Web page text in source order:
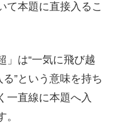
て本題に直接入るこ
」は“一気に飛び越
”という意味を持ち
一直線に本題へ入